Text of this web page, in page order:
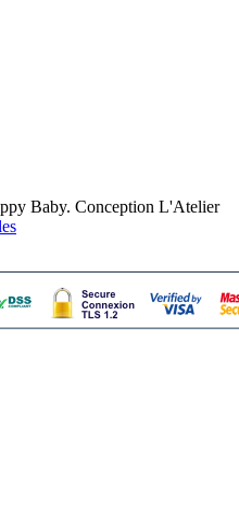
Baby. Conception L'Atelier